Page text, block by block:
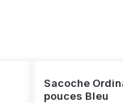
Sacoche
pouces Bleu